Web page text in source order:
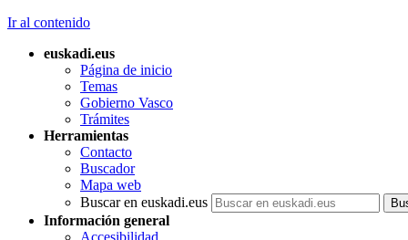
Ir al contenido
euskadi.eus
Página de inicio
Temas
Gobierno Vasco
Trámites
Herramientas
Contacto
Buscador
Mapa web
Buscar en euskadi.eus
Información general
Accesibilidad